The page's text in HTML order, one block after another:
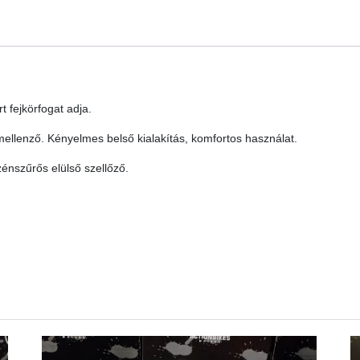
fejkörfogat adja.
Kényelmes belső kialakítás, komfortos használat.
elülső szellőző.